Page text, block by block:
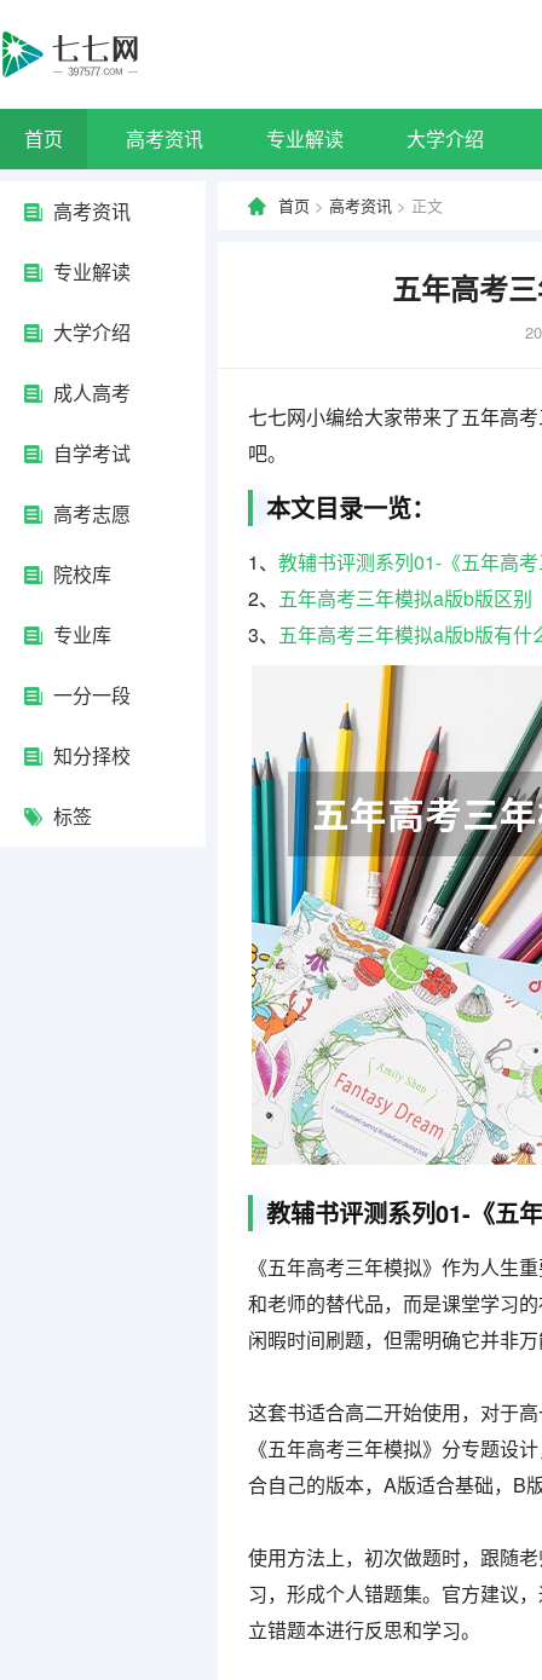
首页 高考资讯 专业解读 大学介绍
高考资讯
专业解读
大学介绍
成人高考
自学考试
高考志愿
院校库
专业库
一分一段
知分择校
标签
首页 > 高考资讯 > 正文
五年高考
七七网小编给大家带来了五年高
吧。
本文目录一览：
1、 教辅书评测系列01-《五年高
2、 五年高考三年模拟a版b版区别
3、 五年高考三年模拟a版b版有什
教辅书评测系列01-《五年
《五年高考三年模拟》作为人生
和老师的替代品，而是课堂学习
闲暇时间刷题，但需明确它并非
这套书适合高二开始使用，对于
《五年高考三年模拟》分专题设
合自己的版本，A版适合基础，B
使用方法上，初次做题时，跟随
习，形成个人错题集。官方建议
立错题本进行反思和学习。